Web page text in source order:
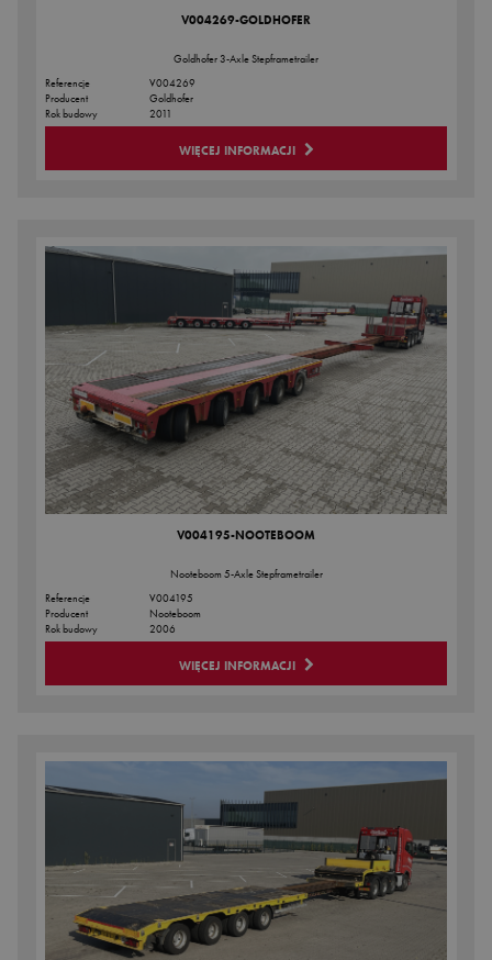
V004269-GOLDHOFER
Goldhofer 3-Axle Stepframetrailer
Referencje
V004269
Producent
Goldhofer
Rok budowy
2011
WIĘCEJ INFORMACJI
V004195-NOOTEBOOM
Nooteboom 5-Axle Stepframetrailer
Referencje
V004195
Producent
Nooteboom
Rok budowy
2006
WIĘCEJ INFORMACJI